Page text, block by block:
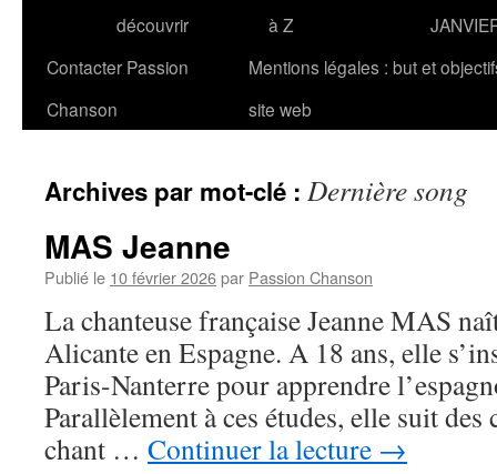
découvrir
à Z
Contacter Passion
Chanson
Mentions légales : but et
site web
Archives par mot-clé : Dernière song
MAS Jeanne
Publié le 10 février 2026par Passion Chanson
La chanteuse française Jeanne MAS
Alicante en Espagne. A 18 ans, elle
Paris-Nanterre pour apprendre
Parallèlement à ces études, elle suit des
chant … Continuer la lecture →